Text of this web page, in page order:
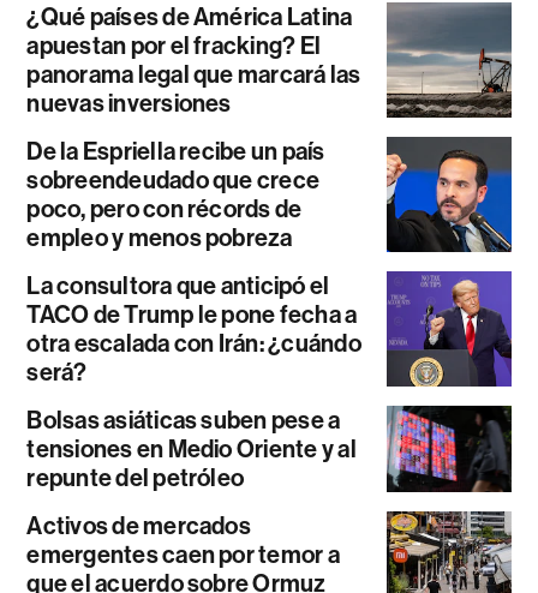
¿Qué países de América Latina
apuestan por el fracking? El
panorama legal que marcará las
nuevas inversiones
De la Espriella recibe un país
sobreendeudado que crece
poco, pero con récords de
empleo y menos pobreza
La consultora que anticipó el
TACO de Trump le pone fecha a
otra escalada con Irán: ¿cuándo
será?
Bolsas asiáticas suben pese a
tensiones en Medio Oriente y al
repunte del petróleo
Activos de mercados
emergentes caen por temor a
que el acuerdo sobre Ormuz